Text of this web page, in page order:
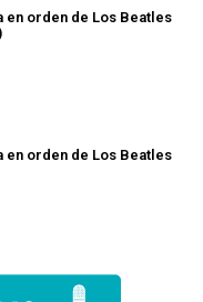
orden de Los Beatles
orden de Los Beatles